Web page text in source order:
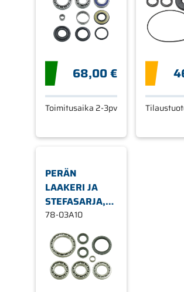
68,00 €
Toimitusaika 2-3pv
PERÄN
LAAKERI JA
STEFASARJA,
YAMAHA,
ETEEN
78-03A10